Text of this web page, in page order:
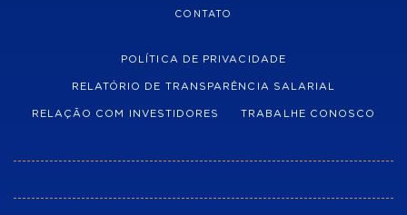
CONTATO
POLÍTICA DE PRIVACIDADE
RELATÓRIO DE TRANSPARÊNCIA SALARIAL
RELAÇÃO COM INVESTIDORES TRABALHE CONOSCO